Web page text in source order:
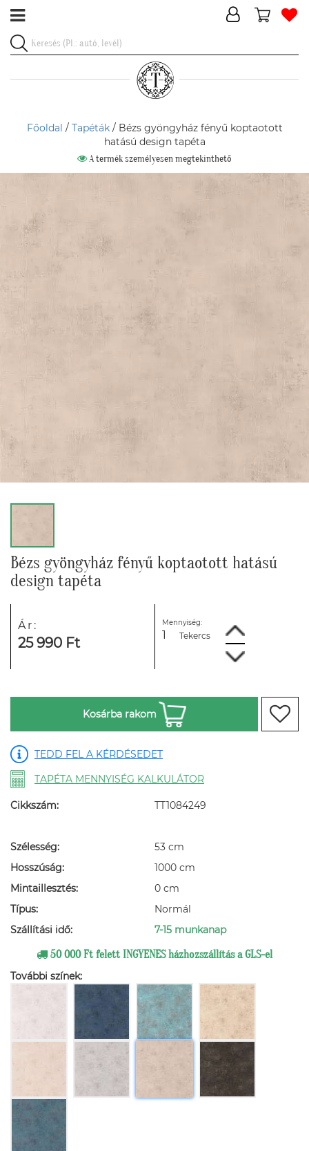
Főoldal / Tapéták/ Bézs gyöngyház fényű koptaotott
hatású design tapéta
A termék személyesen megtekinthető
Bézs gyöngyház fényű koptaotott hatású
design tapéta
Ár:
25 990 Ft
Mennyiség:
Tekercs
Kosárba rakom
TEDD FEL A KÉRDÉSEDET
TAPÉTA MENNYISÉG KALKULÁTOR
Cikkszám: TT1084249
Szélesség:
53 cm
Hosszúság:
1000 cm
Mintaillesztés:
0 cm
Típus:
Normál
Szállítási idő:
7-15 munkanap
50 000 Ft felett INGYENES házhozszállítás a GLS-el
További színek: